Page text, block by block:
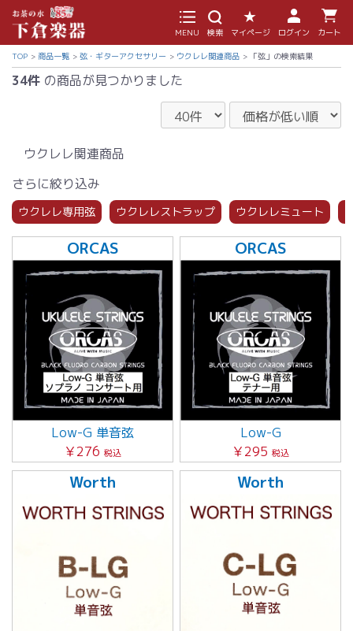
MENU 検索 マイページ ログイン カート
TOP 商品一覧 弦・ギターアクセサリー ウクレレ関連商品 「弦」の検索結果
34件 の商品が見つかりました
ウクレレ関連商品
さらに絞り込み
ウクレレ専用弦 ウクレレストラップ ウクレレミュート
ORCAS
Low-G 単音弦
￥276 税込
ORCAS
Low-G
￥295 税込
Worth Worth